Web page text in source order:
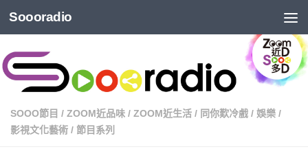
Soooradio
SOOO節目 / ZOOM近品味 / ZOOM近生活 / 同你歎冷戲 / 娛樂 /
影視文化藝術 / 節目系列